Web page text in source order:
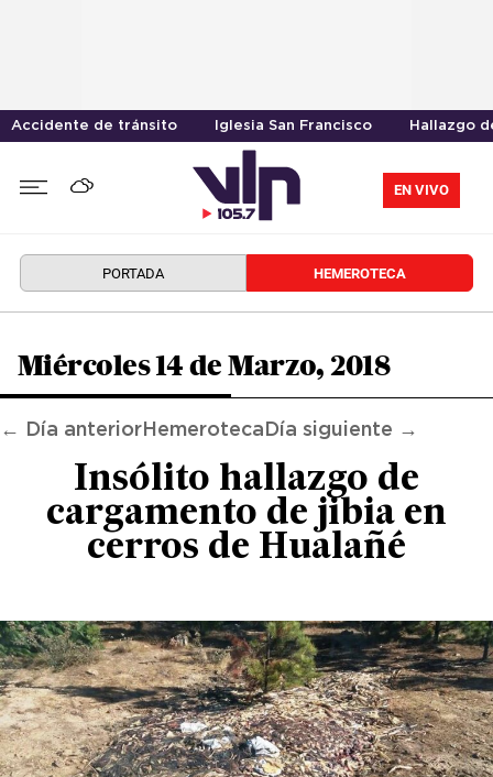
Accidente de tránsito Iglesia San Francisco Hallazgo
EN VIVO
PORTADA HEMEROTECA
Miércoles 14 de Marzo, 2018
← Día anterior Hemeroteca Día siguiente →
Insólito hallazgo de
cargamento de jibia en
cerros de Hualañé